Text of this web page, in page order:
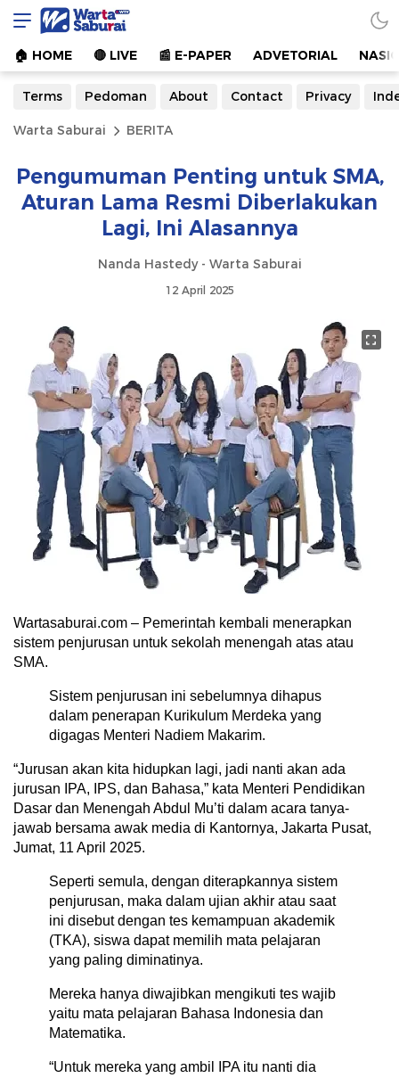
Warta Saburai
Sumber Informasi Terkini
🏠︎ HOME 🔴 LIVE 📰 E-PAPER ADVETORIAL
Terms Pedoman About Contact Privacy
Warta Saburai BERITA
Pengumuman Penting untuk SMA,
Aturan Lama Resmi Diberlakukan
Lagi, Ini Alasannya
Nanda Hastedy - Warta Saburai
12 April 2025
Wartasaburai.com – Pemerintah kembali menerapkan
sistem penjurusan untuk sekolah menengah atas atau
SMA.
Sistem penjurusan ini sebelumnya dihapus
dalam penerapan Kurikulum Merdeka yang
digagas Menteri Nadiem Makarim.
“Jurusan akan kita hidupkan lagi, jadi nanti akan ada
jurusan IPA, IPS, dan Bahasa,” kata Menteri Pendidikan
Dasar dan Menengah Abdul Mu’ti dalam acara tanya-
jawab bersama awak media di Kantornya, Jakarta Pusat,
Jumat, 11 April 2025.
Seperti semula, dengan diterapkannya sistem
penjurusan, maka dalam ujian akhir atau saat
ini disebut dengan tes kemampuan akademik
(TKA), siswa dapat memilih mata pelajaran
yang paling diminatinya.
Mereka hanya diwajibkan mengikuti tes wajib
yaitu mata pelajaran Bahasa Indonesia dan
Matematika.
“Untuk mereka yang ambil IPA itu nanti dia